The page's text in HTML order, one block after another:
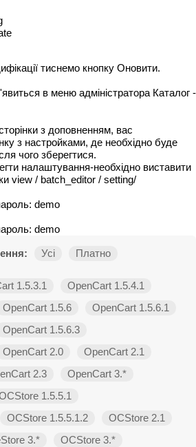
тиснемо кнопку Оновити.
в меню адміністратора Каталог -
з доповненням, вас
з настройками, де необхідно буде
чого зберегтися.
налаштування-необхідно виставити
view / batch_editor / setting/
demo
demo
Усі Платно
1.5.3.1
OpenCart 1.5.4.1
OpenCart 1.5.6
OpenCart 1.5.6.1
OpenCart 1.5.6.3
OpenCart 2.0
OpenCart 2.1
2.3
OpenCart 3.*
1.5.5.1
OCStore 1.5.5.1.2
OCStore 2.1
3.*
OCStore 3.*